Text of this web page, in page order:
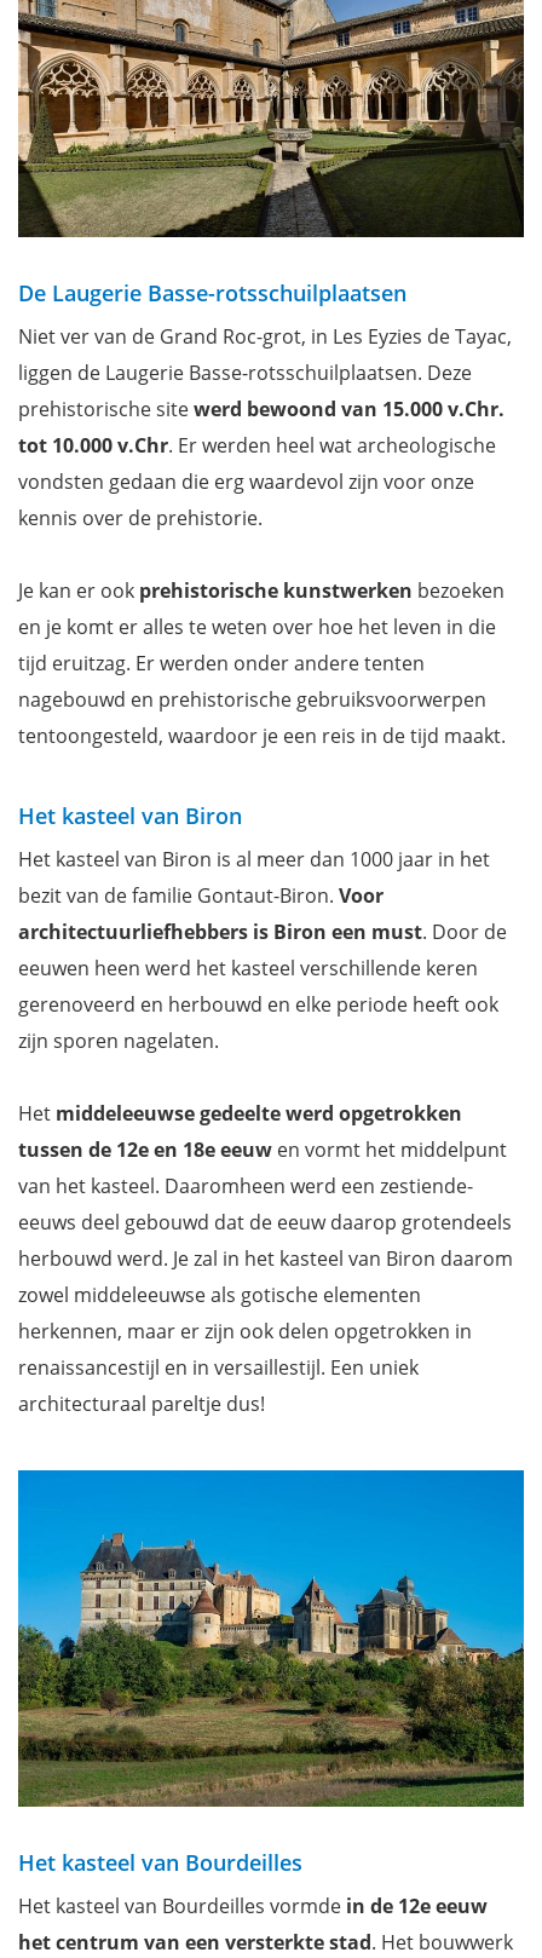
De Laugerie Basse-rotsschuilplaatsen
Niet ver van de Grand Roc-grot, in Les Eyzies de Tayac,
liggen de Laugerie Basse-rotsschuilplaatsen. Deze
prehistorische sitewerd bewoond van 15.000 v.Chr.
tot 10.000 v.Chr. Er werden heel wat archeologische
vondsten gedaan die erg waardevol zijn voor onze
kennis over de prehistorie.
Je kan er ook prehistorische kunstwerken bezoeken
en je komt er alles te weten over hoe het leven in die
tijd eruitzag. Er werden onder andere tenten
nagebouwd en prehistorische gebruiksvoorwerpen
tentoongesteld, waardoor je een reis in de tijd maakt.
Het kasteel van Biron
Het kasteel van Biron is al meer dan 1000 jaar in het
bezit van de familie Gontaut-Biron. Voor
architectuurliefhebbers is Biron een must. Door de
eeuwen heen werd het kasteel verschillende keren
gerenoveerd en herbouwd en elke periode heeft ook
zijn sporen nagelaten.
Het middeleeuwse gedeelte werd opgetrokken
tussen de 12e en 18e eeuw en vormt het middelpunt
van het kasteel. Daaromheen werd een zestiende-
eeuws deel gebouwd dat de eeuw daarop grotendeels
herbouwd werd. Je zal in het kasteel van Biron daarom
zowel middeleeuwse als gotische elementen
herkennen, maar er zijn ook delen opgetrokken in
renaissancestijl en in versaillestijl. Een uniek
architecturaal pareltje dus!
Het kasteel van Bourdeilles
Het kasteel van Bourdeilles vormde in de 12e eeuw
het centrum van een versterkte stad. Het bouwwerk